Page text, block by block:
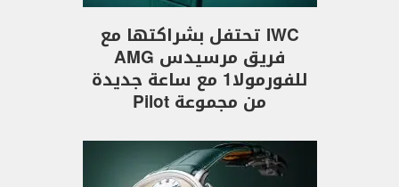
IWC تحتفل بشراكتها مع
فريق مرسيدس AMG
للفورمولا1 مع ساعة جديدة
من مجموعة Pilot